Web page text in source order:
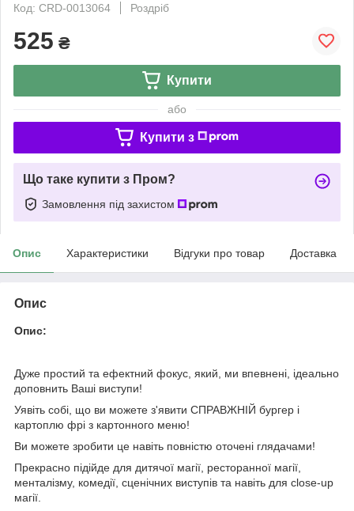
Код: CRD-0013064
Роздріб
525 ₴
Купити
або
Купити з
Що таке купити з Пром?
Замовлення під захистом
Опис Характеристики Відгуки про товар Доставка
Опис
Опис:
Дуже простий та ефектний фокус, який, ми впевнені, ідеально
доповнить Ваші виступи!
Уявіть собі, що ви можете з'явити СПРАВЖНІЙ бургер і
картоплю фрі з картонного меню!
Ви можете зробити це навіть повністю оточені глядачами!
Прекрасно підійде для дитячої магії, ресторанної магії,
менталізму, комедії, сценічних виступів та навіть для close-up
магії.